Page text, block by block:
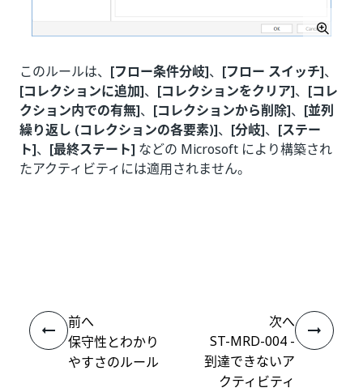
このルールは、 [フロー条件分岐]、 [フロー スイッチ]、
[コレクションに追加]、 [コレクションをクリア]、 [コレ
クション内での有無]、 [コレクションから削除]、 [並列
繰り返し (コレクションの各要素)]、 [分岐]、 [ステー
ト]、 [最終ステート] などの Microsoft により構築され
たアクティビティには適用されません。
前へ
保守性とわかり
やすさのルール
次へ
ST-MRD-004 -
到達できないア
クティビティ